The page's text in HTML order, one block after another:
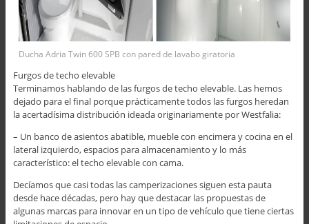
Ducha Adria Twin 600 SPB con pared de lavabo giratoria
Furgos de techo elevable
Terminamos hablando de las furgos de techo elevable. Las hemos
dejado para el final porque prácticamente todos las furgos heredan
la acertadísima distribución ideada originariamente por Westfalia:
– Un banco de asientos abatible, mueble con encimera y cocina en el
lateral izquierdo, espacios para almacenamiento y lo más
característico: el techo elevable con cama.
Decíamos que casi todas las camperizaciones siguen esta pauta
desde hace décadas, pero hay que destacar las propuestas de
algunas marcas para innovar en un tipo de vehículo que tiene ciertas